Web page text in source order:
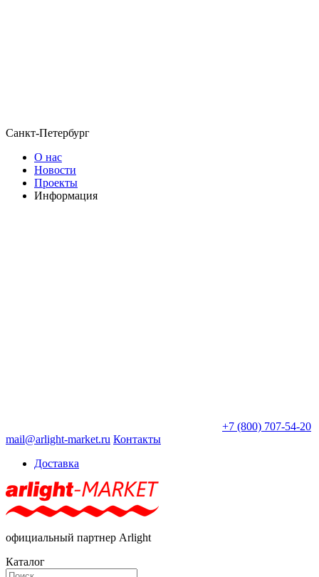
Санкт-Петербург
О нас
Новости
Проекты
Информация
+7 (800) 707-54-20
mail@arlight-market.ru Контакты
Доставка
официальный партнер Arlight
Каталог